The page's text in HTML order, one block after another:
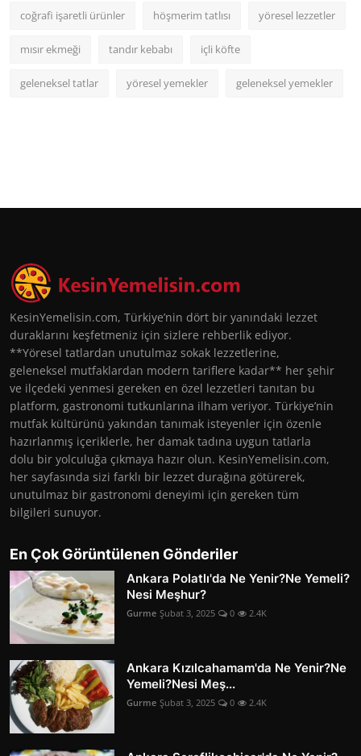
coğrafi işaretli ürünler höşmerim tatlısı yöresel lezzetler
mısır ekmeği tandır kebabı içli köfte
geleneksel tatlar yöresel yemekler geleneksel yemekler
KesinYemelisin.com, Türkiye’nin dört bir yanındaki lezzet
duraklarını keşfetmeniz için sizlere rehberlik ediyor.
**Yöresel tatlardan unutulmaz sokak lezzetlerine,
geleneksel mutfaklardan modern tariflere kadar** her şehir
ve ilçedeki yenmesi gereken en özel lezzetleri tanıtan bu
platform, gastronomi tutkunlarına ilham veriyor. Türkiye’nin
mutfak kültürünü yakından tanımak isteyenler için özenle
hazırlanmış içeriklerle, her damak tadına uygun tatlarla
dolu bir yolculuğa çıkmaya hazır olun. KesinYemelisin.com,
her sayfasında sizi farklı bir lezzet durağına götürerek,
unutulmaz bir gastronomi deneyimi için gereken tüm
bilgileri sunuyor.
En Çok Görüntülenen Gönderiler
Ankara Polatlı'da Ne Yenir?Ne Yemeli?
Nesi Meşhur?
Gurme Şubat 3, 2025 0 2.4K
Ankara Kızılcahamam'da Ne Yenir?Ne
Yemeli?Nesi Meş...
Gurme Şubat 3, 2025 0 2.4K